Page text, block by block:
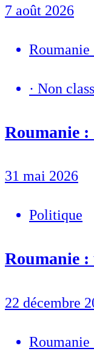
7 août 2026
Roumanie
· Non
Roumanie :
31 mai 2026
Politique
Roumanie :
22 décembre
Roumanie